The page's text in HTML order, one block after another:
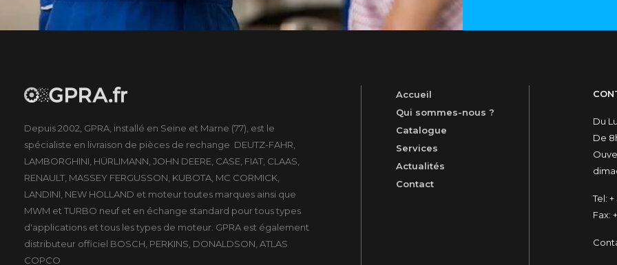
Depuis 2002, GPRA, installé en Seine et Marne (77), est le
spécialiste en livraison de pièces de rechange DEUTZ-FAHR,
LAMBORGHINI, HÜRLIMANN, JOHN DEERE, CASE, FIAT, CLAAS,
RENAULT, MASSEY FERGUSSON, KUBOTA, MC CORMICK,
LANDINI, NEW HOLLAND et moteur toutes marques ainsi que
MWM et TURBO neuf et en échange standard pour tous types
d'applications et tous les types de moteur. GPRA est également
distributeur officiel BOSCH, PERKINS, DONALDSON, ATLAS
COPCO
Accueil
Qui sommes-nous ?
Catalogue
Services
Actualités
Contact
Du
De
Tel: +
Fax: